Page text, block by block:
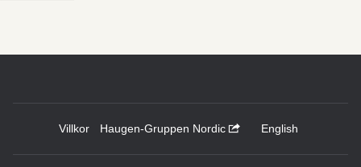
Villkor Haugen-Gruppen Nordic English